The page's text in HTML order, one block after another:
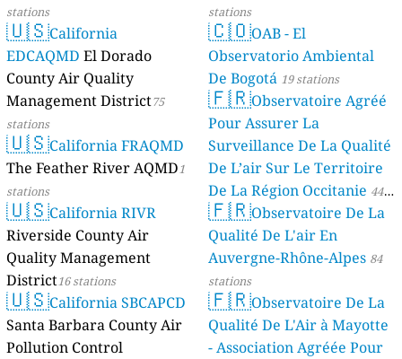
stations
🇺🇸California
EDCAQMD El Dorado
County Air Quality
Management District75
stations
🇺🇸California FRAQMD
The Feather River AQMD1
stations
🇺🇸California RIVR
Riverside County Air
Quality Management
District16 stations
🇺🇸California SBCAPCD
Santa Barbara County Air
Pollution Control
stations
🇨🇴OAB - El
Observatorio Ambiental
De Bogotá 19 stations
🇫🇷Observatoire Agréé
Pour Assurer La
Surveillance De La Qualité
De L’air Sur Le Territoire
De La Région Occitanie 44
stations
🇫🇷Observatoire De La
Qualité De L'air En
Auvergne-Rhône-Alpes 84
stations
🇫🇷Observatoire De La
Qualité De L'Air à Mayotte
- Association Agréée Pour